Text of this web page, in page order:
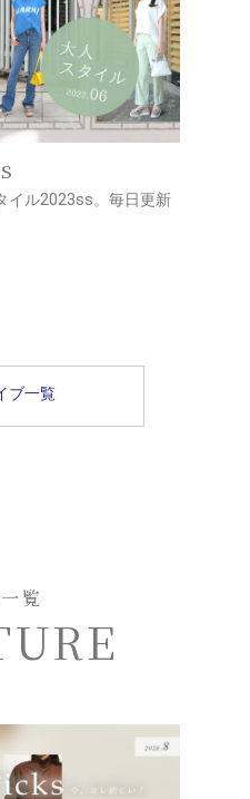
イル2023ss。毎日更新
ブ一覧
覧